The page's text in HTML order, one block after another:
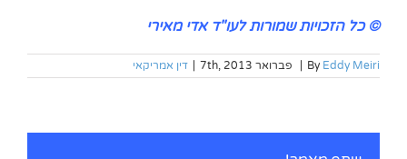
© כל הזכויות שמורות לעו"ד אדי מאירי
By Eddy Meiri פברואר 7th, 2013 דין אמריקאי